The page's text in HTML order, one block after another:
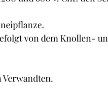
Desserts Guetzli,
Fisch
von dem Knollen-